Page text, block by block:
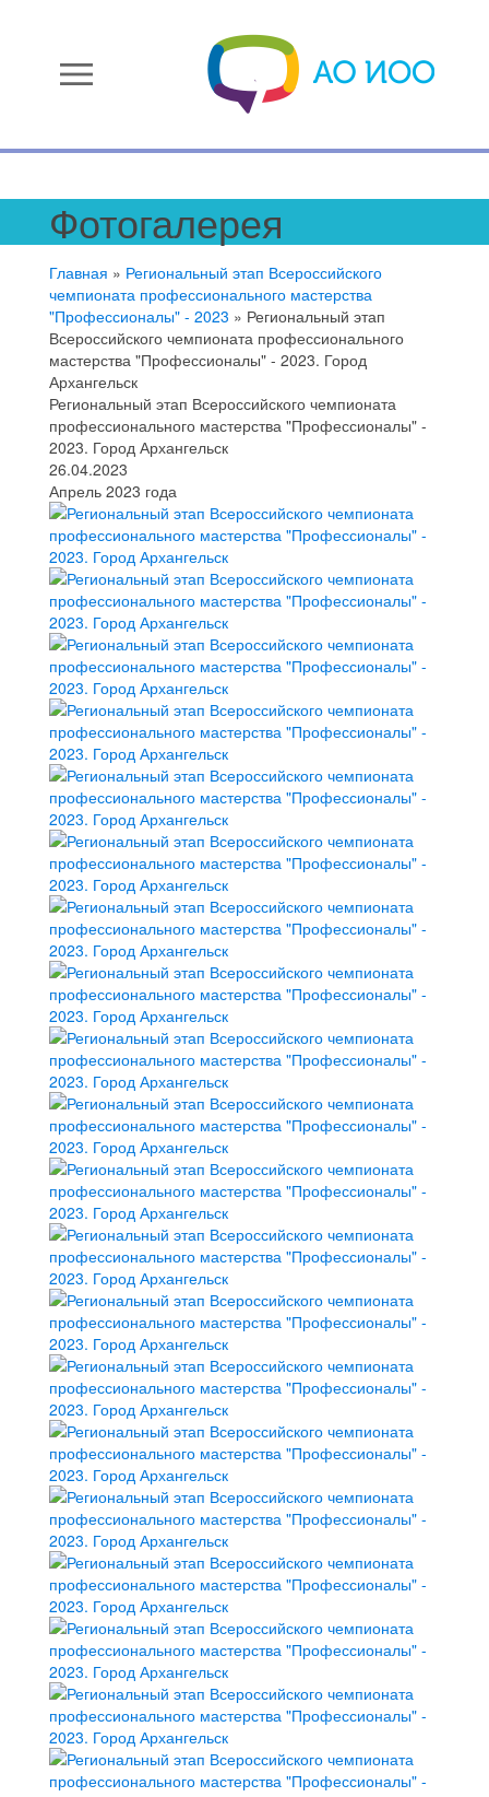
menu
Фотогалерея
Главная » Региональный этап Всероссийского
чемпионата профессионального мастерства
"Профессионалы" - 2023 » Региональный этап
Всероссийского чемпионата профессионального
мастерства "Профессионалы" - 2023. Город
Архангельск
Региональный этап Всероссийского чемпионата
профессионального мастерства "Профессионалы" -
2023. Город Архангельск
26.04.2023
Апрель 2023 года